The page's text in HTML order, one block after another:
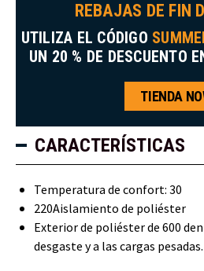
REBAJAS DE FIN
UTILIZA EL CÓDIGO
UN 20 % DE DESCUENTO
TIENDA
CARACTERÍSTICAS
Temperatura de confort: 30
220Aislamiento de poliéster
Exterior de poliéster de 600
desgaste y a las cargas pesadas.